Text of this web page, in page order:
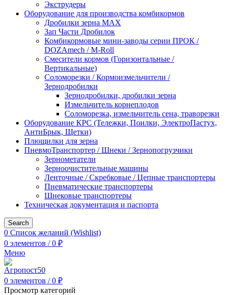
Экструдеры
Оборудование для производства комбикормов
Дробилки зерна МАХ
Зап Части Дробилок
Комбикормовые мини-заводы серии ПРОК /
DOZAmech / M-Roll
Смесители кормов (Горизонтальные /
Вертикальные)
Соломорезки / Кормоизмельчители /
Зернодробилки
Зернодробилки, дробилки зерна
Измельчитель корнеплодов
Соломорезка, измельчитель сена, траворезки
Оборудование КРС (Тележки, Поилки, ЭлектроПастух,
АнтиБрык, Щетки)
Плющилки для зерна
ПневмоТранспортер / Шнеки / Зернопогрузчики
Зернометатели
Зерноочистительные машины
Ленточные / Скребковые / Цепные транспортеры
Пневматические транспортеры
Шнековые транспортеры
Техническая документация и паспорта
Search
0 Список желаний (Wishlist)
0 элементов / 0 ₽
Меню
0 элементов / 0 ₽
Просмотр категорий